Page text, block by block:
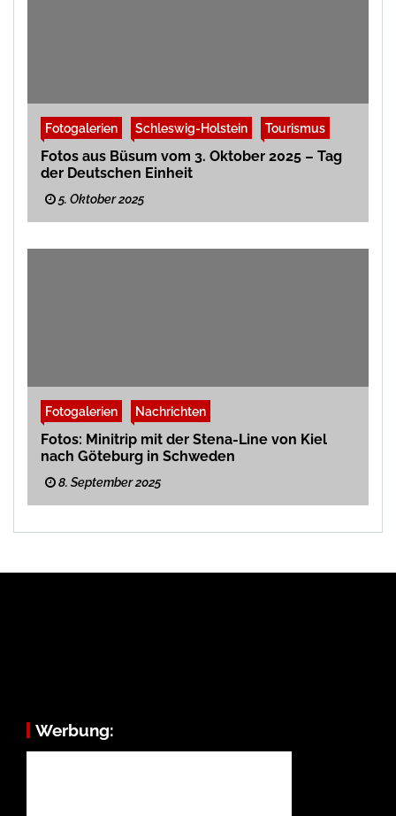
Fotogalerien Schleswig-Holstein Tourismus
Fotos aus Büsum vom 3. Oktober 2025 – Tag
der Deutschen Einheit
5. Oktober 2025
Fotogalerien Nachrichten
Fotos: Minitrip mit der Stena-Line von Kiel
nach Göteburg in Schweden
8. September 2025
Werbung: